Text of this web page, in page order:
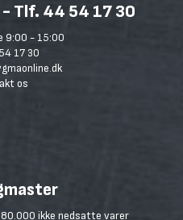
Tlf. 44 54 17 30
9:00 - 15:00
17 30
os
ikke nedsatte varer